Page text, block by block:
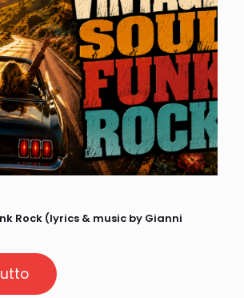
Rock (lyrics & music by Gianni